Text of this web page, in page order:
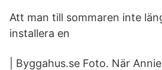
Att man till sommaren inte
installera en
| Byggahus.se Foto. När